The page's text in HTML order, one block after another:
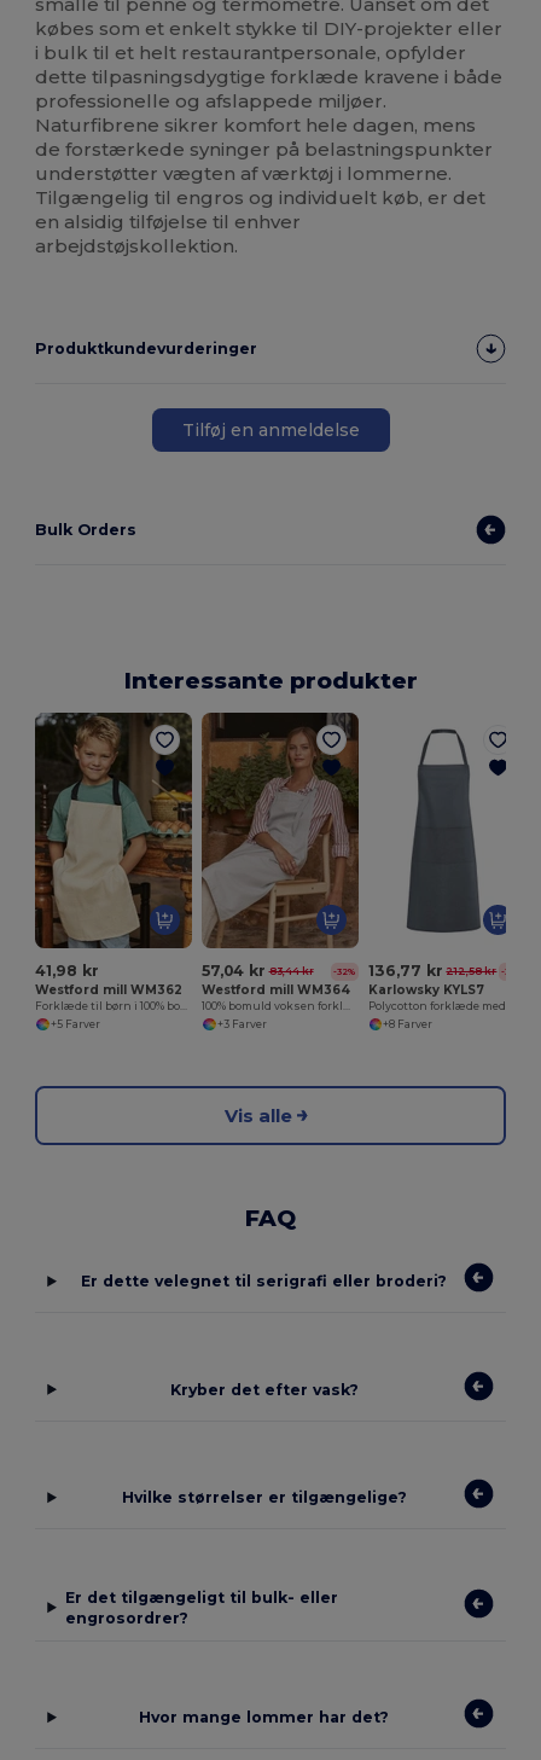
smalle til penne og termometre. Uanset om det
købes som et enkelt stykke til DIY-projekter eller
i bulk til et helt restaurantpersonale, opfylder
dette tilpasningsdygtige forklæde kravene i både
professionelle og afslappede miljøer.
Naturfibrene sikrer komfort hele dagen, mens
de forstærkede syninger på belastningspunkter
understøtter vægten af værktøj i lommerne.
Tilgængelig til engros og individuelt køb, er det
en alsidig tilføjelse til enhver
arbejdstøjskollektion.
Produktkundevurderinger
Tilføj en anmeldelse
Bulk Orders
Interessante produkter
41,98 kr
Westford mill WM362
Forklæde til børn i 100% bomuld
+5 Farver
57,04 kr 83,44 kr -32%
Westford mill WM364
100% bomuld voksen forklæde
+3 Farver
136,77 kr 212,58 kr -36%
Karlowsky KYLS7
+8 Farver
Vis alle
FAQ
Er dette velegnet til serigrafi eller broderi?
Kryber det efter vask?
Hvilke størrelser er tilgængelige?
Er det tilgængeligt til bulk- eller
engrosordrer?
Hvor mange lommer har det?